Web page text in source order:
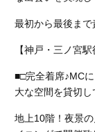
最初から最後ま
【神戸・三ノ宮駅
■□完全着席♪MC
大な空間を貸切
地上10階！夜景